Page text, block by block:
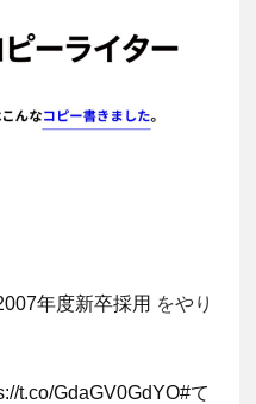
年度新卒採用 をやり
t.co/GdaGV0GdYO#て